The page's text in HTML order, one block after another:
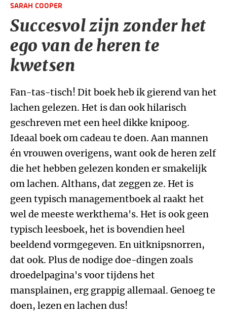
SARAH COOPER
Succesvol zijn zonder het
ego van de heren te
kwetsen
Fan-tas-tisch! Dit boek heb ik gierend van het
lachen gelezen. Het is dan ook hilarisch
geschreven met een heel dikke knipoog.
Ideaal boek om cadeau te doen. Aan mannen
én vrouwen overigens, want ook de heren zelf
die het hebben gelezen konden er smakelijk
om lachen. Althans, dat zeggen ze. Het is
geen typisch managementboek al raakt het
wel de meeste werkthema's. Het is ook geen
typisch leesboek, het is bovendien heel
beeldend vormgegeven. En uitknipsnorren,
dat ook. Plus de nodige doe-dingen zoals
droedelpagina's voor tijdens het
mansplainen, erg grappig allemaal. Genoeg te
doen, lezen en lachen dus!